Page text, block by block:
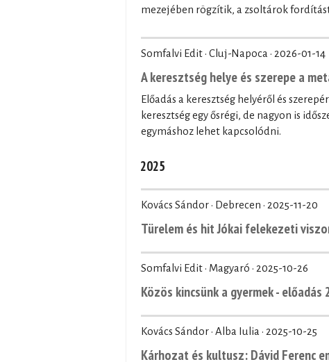
mezejében rögzítik, a zsoltárok
Somfalvi Edit · Cluj-Napoca · 2026-01-14
A keresztség helye és szerepe a
Előadás a keresztség helyéről és
keresztség egy ősrégi, de nagyon is
egymáshoz lehet kapcsolódni.
2025
Kovács Sándor · Debrecen · 2025-11-20
Türelem és hit Jókai felekezeti
Somfalvi Edit · Magyaró · 2025-10-26
Közös kincsünk a gyermek - előadás
Kovács Sándor · Alba Iulia · 2025-10-25
Kárhozat és kultusz: Dávid Ferenc